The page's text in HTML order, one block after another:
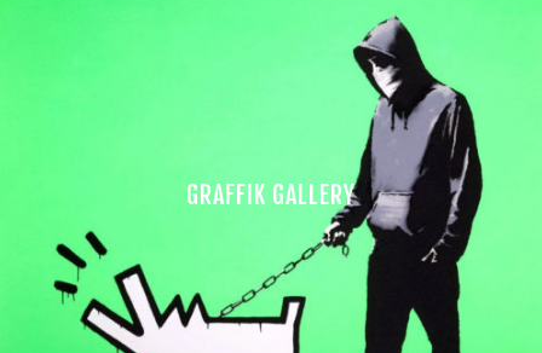
GRAFFIK GALLERY